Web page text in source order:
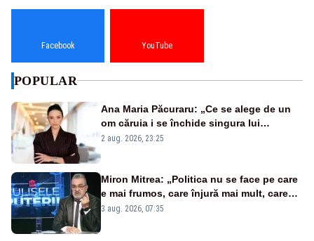
Facebook YouTube
POPULAR
Ana Maria Păcuraru: „Ce se alege de un
om căruia i se închide singura lui
portiță?”
2 aug. 2026, 23:25
Miron Mitrea: „Politica nu se face pe care
e mai frumos, care înjură mai mult, care
țipă mai tare, ci pe proiecte”
3 aug. 2026, 07:35